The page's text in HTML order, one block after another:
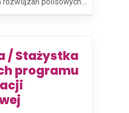
/ Stażystka
programu